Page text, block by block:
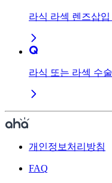
라식 라섹 렌즈삽
라식 또는 라섹 수
개인정보처리방침
FAQ